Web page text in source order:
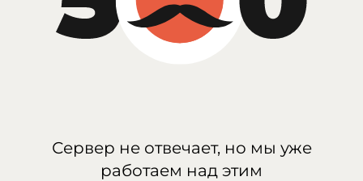
Сервер не отвечает, но мы уже
работаем над этим